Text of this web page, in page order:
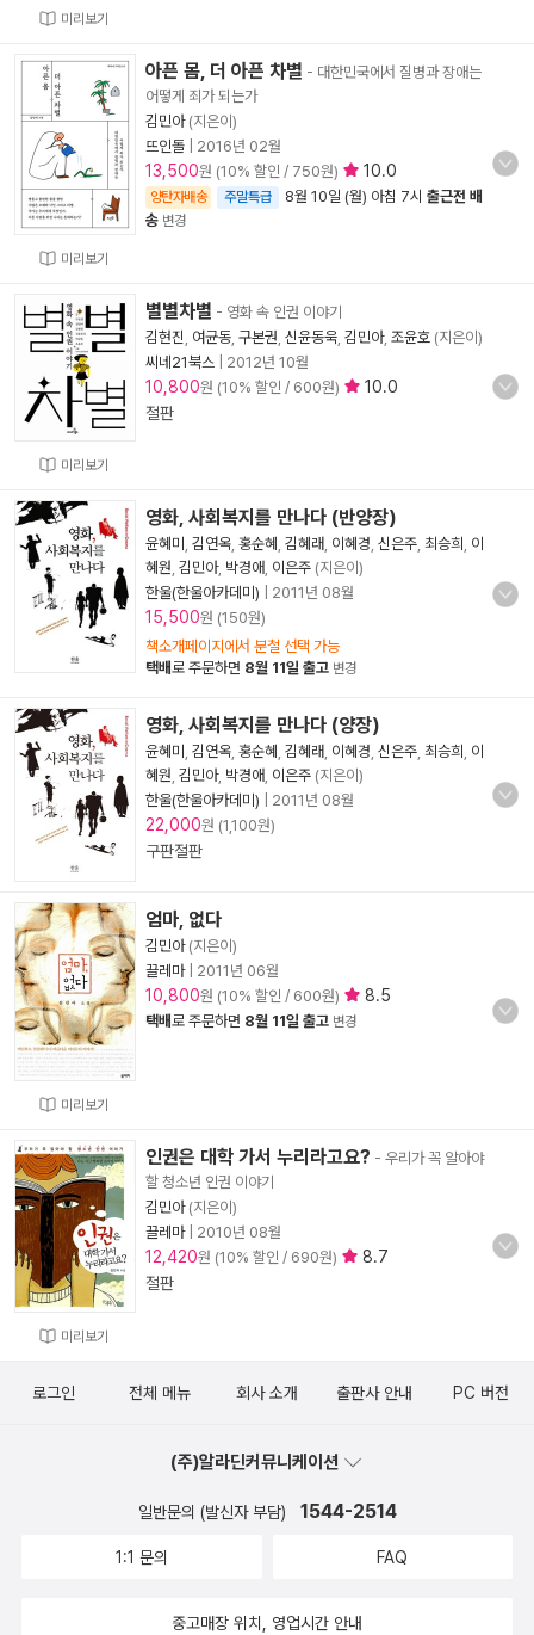
미리보기
미리보기
아픈 몸, 더 아픈 차별 - 대한민국에서 질병과 장애는
어떻게 죄가 되는가
김민아(지은이)
뜨인돌
2016년 02월
13,500원 (10% 할인 / 750원) 10.0
양탄자배송 주말특급 8월 10일 (월) 아침 7시 출근전 배
송 변경
미리보기
별별차별 - 영화 속 인권 이야기
김현진 여균동 구본권 신윤동욱 김민아, 조윤호 (지은이)
씨네21북스
2012년 10월
10,800원 (10% 할인 / 600원)
10.0
절판
영화, 사회복지를 만나다 (반양장)
윤혜미 김연옥 홍순혜 김혜래 이혜경 신은주 최승희
이
혜원 김민아, 박경애 이은주 (지은이)
한울(한울아카데미)
2011년 08월
15,500원 (150원)
책소개페이지에서 분철 선택 가능
택배로 주문하면 8월 11일 출고 변경
영화, 사회복지를 만나다 (양장)
윤혜미 김연옥 홍순혜 김혜래 이혜경 신은주 최승희
이
혜원 김민아, 박경애 이은주 (지은이)
한울(한울아카데미)
2011년 08월
22,000원 (1,100원)
구판절판
미리보기
엄마, 없다
김민아(지은이)
끌레마| 2011년 06월
10,800원 (10% 할인 / 600원) 8.5
택배로 주문하면 8월 11일 출고 변경
미리보기
인권은 대학 가서 누리라고요? - 우리가 꼭 알아야
할 청소년 인권 이야기
김민아(지은이)
끌레마| 2010년 08월
12,420원 (10% 할인 / 690원)
8.7
절판
로그인 전체 메뉴 회사 소개 출판사 안내 PC 버전
(주)알라딘커뮤니케이션
일반문의 (발신자 부담) 1544-2514
1:1 문의 FAQ
중고매장 위치, 영업시간 안내